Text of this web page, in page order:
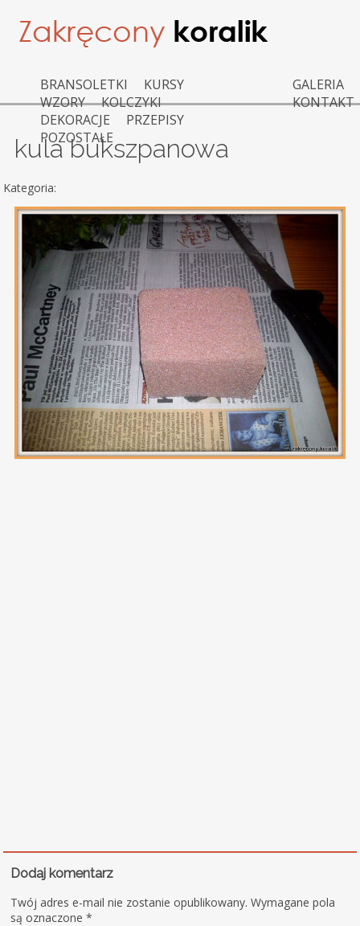
BRANSOLETKI
KURSY
WZORY
KOLCZYKI
DEKORACJE
PRZEPISY
POZOSTAŁE
GALERIA
KONTAKT
kula bukszpanowa
Kategoria:
Dodaj komentarz
Twój adres e-mail nie zostanie opublikowany. Wymagane pola
są oznaczone*